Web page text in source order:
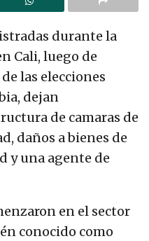
durante la
Cali, luego de
las elecciones
dejan
de camaras de
daños a bienes de
y una agente de
en el sector
conocido como